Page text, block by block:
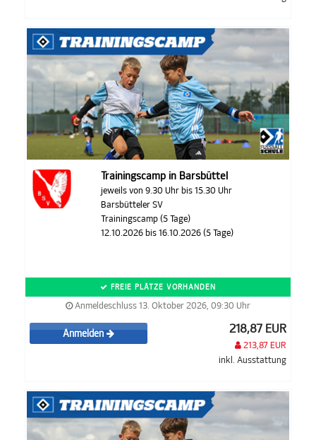
Trainingscamp in Barsbüttel
jeweils von 9.30 Uhr bis 15.30 Uhr
Barsbütteler SV
Trainingscamp (5 Tage)
12.10.2026 bis 16.10.2026 (5 Tage)
FREIE PLÄTZE VORHANDEN
Anmeldeschluss 13. Oktober 2026, 09:30 Uhr
Anmelden 218,87 EUR
213,87 EUR
inkl. Ausstattung